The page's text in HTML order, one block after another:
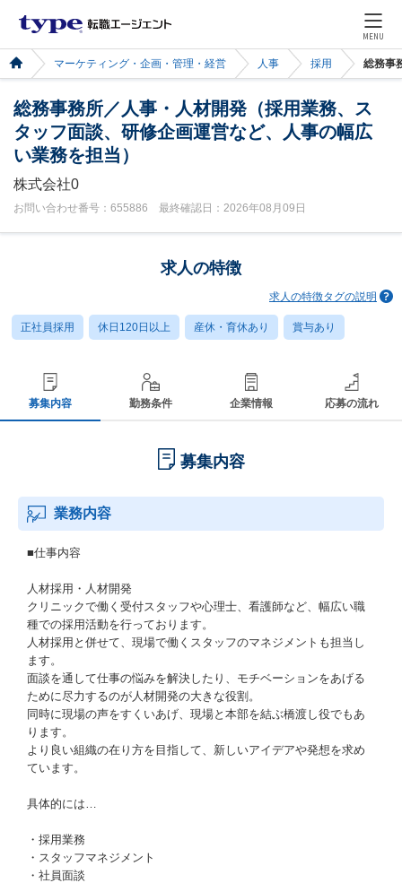
MENU
マーケティング・企画・管理・経営 人事 採用 総務事
総務事務所／人事・人材開発（採用業務、ス
タッフ面談、研修企画運営など、人事の幅広
い業務を担当）
株式会社0
お問い合わせ番号：655886 最終確認日：2026年08月09日
求人の特徴
求人の特徴タグの説明
正社員採用 休日120日以上 産休・育休あり 賞与あり
募集内容 勤務条件 企業情報 応募の流れ
募集内容
業務内容
■仕事内容
人材採用・人材開発
クリニックで働く受付スタッフや心理士、看護師など、幅広い職
種での採用活動を行っております。
人材採用と併せて、現場で働くスタッフのマネジメントも担当し
ます。
面談を通して仕事の悩みを解決したり、モチベーションをあげる
ために尽力するのが人材開発の大きな役割。
同時に現場の声をすくいあげ、現場と本部を結ぶ橋渡し役でもあ
ります。
より良い組織の在り方を目指して、新しいアイデアや発想を求め
ています。
具体的には…
・採用業務
・スタッフマネジメント
・社員面談